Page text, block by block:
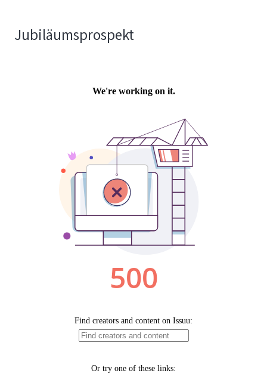
Jubiläumsprospekt